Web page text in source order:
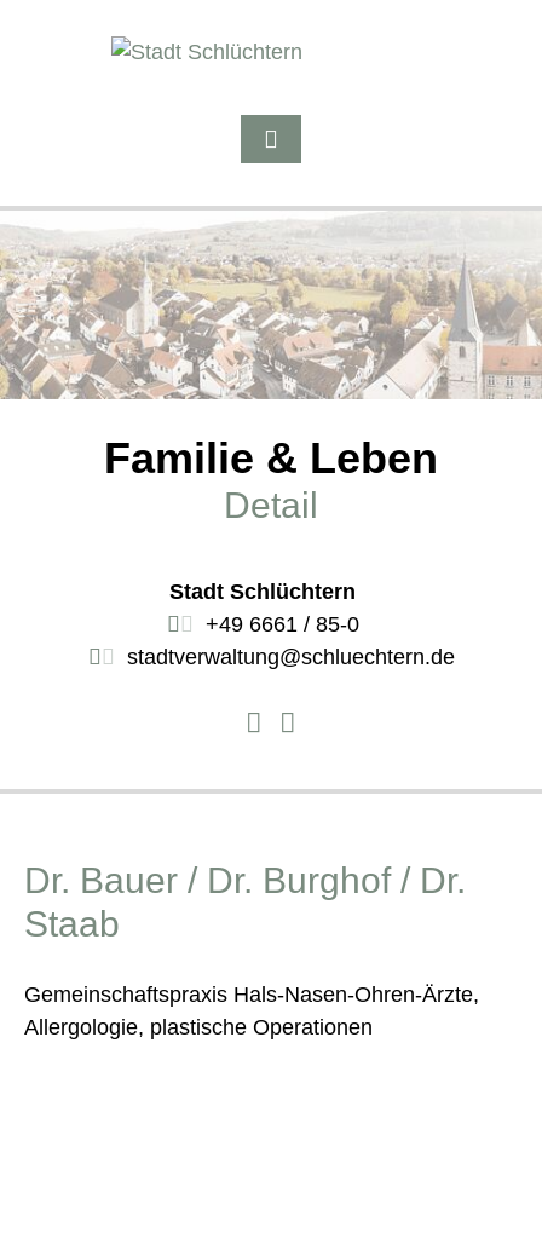
Familie & Leben
Detail
Stadt Schlüchtern
+49 6661 / 85-0
stadtverwaltung@schluechtern.de
Dr. Bauer / Dr. Burghof / Dr.
Staab
Gemeinschaftspraxis Hals-Nasen-Ohren-Ärzte,
Allergologie, plastische Operationen